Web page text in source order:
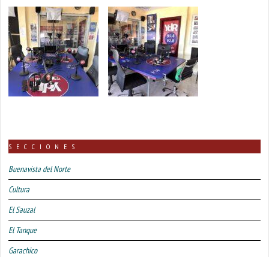
SECCIONES
Buenavista del Norte
Cultura
El Sauzal
El Tanque
Garachico